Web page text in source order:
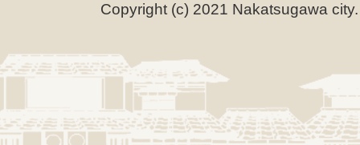
Copyright (c) 2021 Nakatsugawa